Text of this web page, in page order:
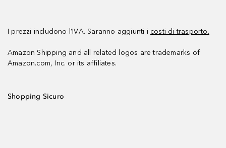
I prezzi includono l’IVA. Saranno aggiunti i costi di trasporto.
Amazon Shipping and all related logos are trademarks of
Amazon.com, Inc. or its affiliates.
Shopping Sicuro